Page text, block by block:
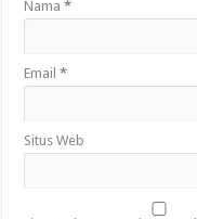
Nama*
Email*
Situs Web